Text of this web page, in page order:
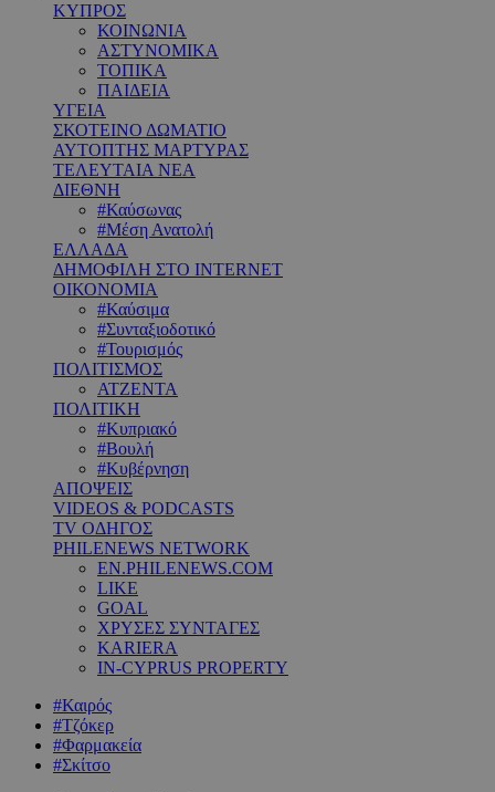
ΚΥΠΡΟΣ
ΚΟΙΝΩΝΙΑ
ΑΣΤΥΝΟΜΙΚΑ
ΤΟΠΙΚΑ
ΠΑΙΔΕΙΑ
ΥΓΕΙΑ
ΣΚΟΤΕΙΝΟ ΔΩΜΑΤΙΟ
ΑΥΤΟΠΤΗΣ ΜΑΡΤΥΡΑΣ
ΤΕΛΕΥΤΑΙΑ ΝΕΑ
ΔΙΕΘΝΗ
#Καύσωνας
#Μέση Ανατολή
ΕΛΛΑΔΑ
ΔΗΜΟΦΙΛΗ ΣΤΟ INTERNET
ΟΙΚΟΝΟΜΙΑ
#Καύσιμα
#Συνταξιοδοτικό
#Τουρισμός
ΠΟΛΙΤΙΣΜΟΣ
ΑΤΖΕΝΤΑ
ΠΟΛΙΤΙΚΗ
#Κυπριακό
#Βουλή
#Κυβέρνηση
ΑΠΟΨΕΙΣ
VIDEOS & PODCASTS
TV ΟΔΗΓΟΣ
PHILENEWS NETWORK
EN.PHILENEWS.COM
LIKE
GOAL
ΧΡΥΣΕΣ ΣΥΝΤΑΓΕΣ
KARIERA
IN-CYPRUS PROPERTY
#Καιρός
#Τζόκερ
#Φαρμακεία
#Σκίτσο